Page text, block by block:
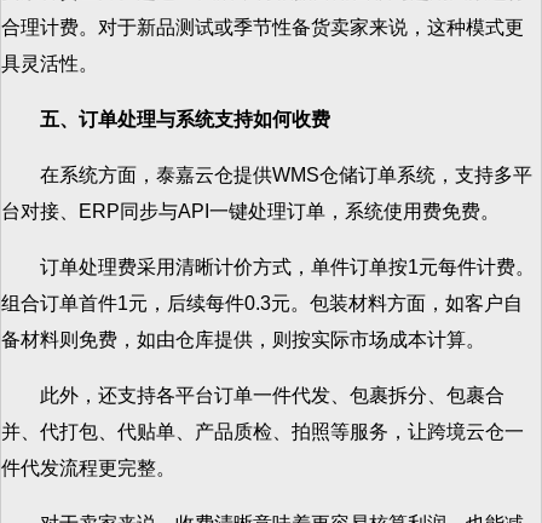
合理计费。对于新品测试或季节性备货卖家来说，这种模式更
具灵活性。
五、订单处理与系统支持如何收费
在系统方面，泰嘉云仓提供WMS仓储订单系统，支持多平
台对接、ERP同步与API一键处理订单，系统使用费免费。
订单处理费采用清晰计价方式，单件订单按1元每件计费。
组合订单首件1元，后续每件0.3元。包装材料方面，如客户自
备材料则免费，如由仓库提供，则按实际市场成本计算。
此外，还支持各平台订单一件代发、包裹拆分、包裹合
并、代打包、代贴单、产品质检、拍照等服务，让跨境云仓一
件代发流程更完整。